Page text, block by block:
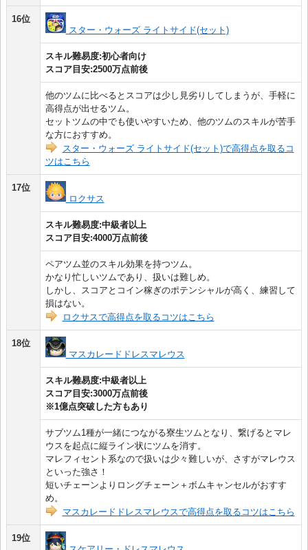
16位
スター・ウォーズ ライトサイド(セット)
スキル難易度:初心者向け
スコア目安:2500万点前後
他のツムに比べるとスコアは少し見劣りしてしまうが、手軽に
高得点が出せるツム。
セットツムの中でも使いやすいため、他のツムのスキルが苦手
な方におすすめ。
スター・ウォーズ ライトサイド(セット)で高得点を取るコ
ツはこちら
17位
ロクサス
スキル難易度:中級者以上
スコア目安:4000万点前後
ペアツム並のスキル効果を持つツム。
かなり忙しいツムであり、扱いは難しめ。
しかし、スコアとコイン稼ぎのポテンシャルが高く、練習して
損はない。
ロクサスで高得点を取るコツはこちら
18位
マスカレードドレスマレウス
スキル難易度:中級者以上
スコア目安:3000万点前後
※1億点突破した方もあり
サブツム1種が一緒につながる寮生ツムとなり、繋げるとマレ
ウスを起点に縦ライン状にツムを消す。
マレフィセント系なので扱いは少々難しいが、さすがマレウス
といった強さ！
短いチェーンよりロングチェーン＋ボムキャンセルがおすす
め。
マスカレードドレスマレウスで高得点を取るコツはこちら
19位